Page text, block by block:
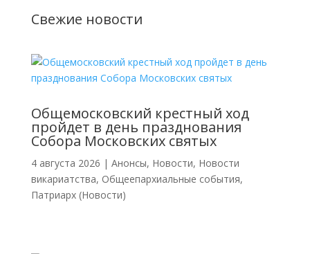
Свежие новости
Общемосковский крестный ход
пройдет в день празднования
Собора Московских святых
4 августа 2026 | Анонсы, Новости, Новости
викариатства, Общеепархиальные события,
Патриарх (Новости)